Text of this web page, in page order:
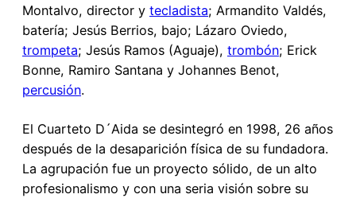
Montalvo, director y tecladista; Armandito Valdés,
batería; Jesús Berrios, bajo; Lázaro Oviedo,
trompeta; Jesús Ramos (Aguaje), trombón; Erick
Bonne, Ramiro Santana y Johannes Benot,
percusión.
El Cuarteto D´Aida se desintegró en 1998, 26 años
después de la desaparición física de su fundadora.
La agrupación fue un proyecto sólido, de un alto
profesionalismo y con una seria visión sobre su